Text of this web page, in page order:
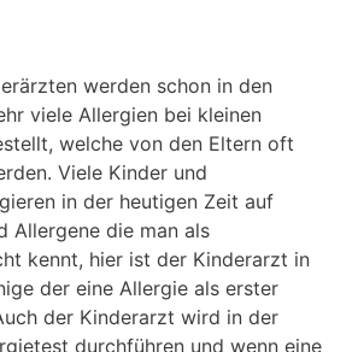
werden schon in den
viele Allergien bei kleinen
welche von den Eltern oft
Viele Kinder und
in der heutigen Zeit auf
Allergene die man als
kennt, hier ist der Kinderarzt in
der eine Allergie als erster
der Kinderarzt wird in der
durchführen und wenn eine